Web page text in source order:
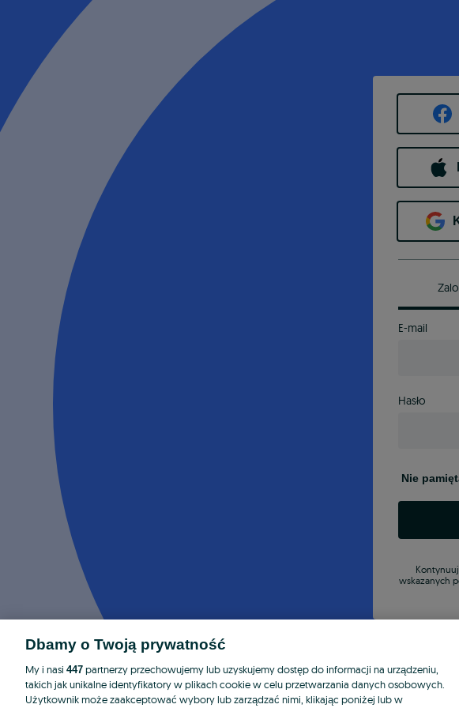
E-mail
Hasło
Nie
wskazanych
Dbamy o Twoją prywatność
My i nasi 447 partnerzy przechowujemy lub uzyskujemy dostęp do informacji na urządzeniu,
takich jak unikalne identyfikatory w plikach cookie w celu przetwarzania danych osobowych.
Użytkownik może zaakceptować wybory lub zarządzać nimi, klikając poniżej lub w